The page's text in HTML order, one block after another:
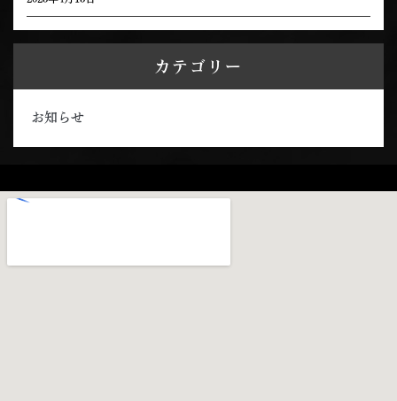
カテゴリー
お知らせ